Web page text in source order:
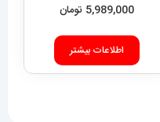
5,989,000 تومان
اطلاعات بیشتر